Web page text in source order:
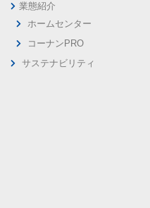
業態紹介
ホームセンター
コーナンPRO
サステナビリティ